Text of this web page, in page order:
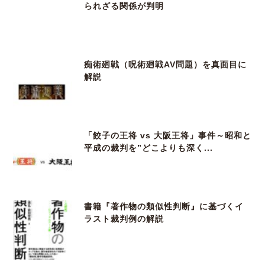
られざる関係が判明
痴術廻戦（呪術廻戦AV問題）を真面目に
解説
「餃子の王将 vs 大阪王将」事件～昭和と
平成の裁判を”どこよりも深く...
書籍『著作物の類似性判断』に基づくイ
ラスト裁判例の解説